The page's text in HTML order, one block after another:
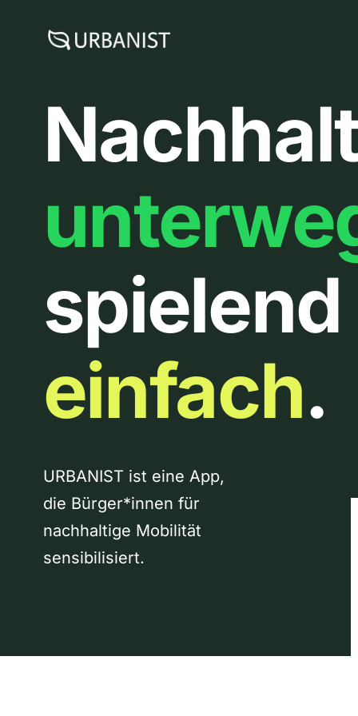
spielend
einfach.
URBANIST ist eine App,
die Bürger*innen für
nachhaltige Mobilität
sensibilisiert.